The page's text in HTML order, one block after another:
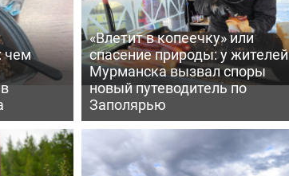
чем
«Влетит в копеечку» или
спасение природы: у жителей
Мурманска вызвал споры
новый путеводитель по
Заполярью